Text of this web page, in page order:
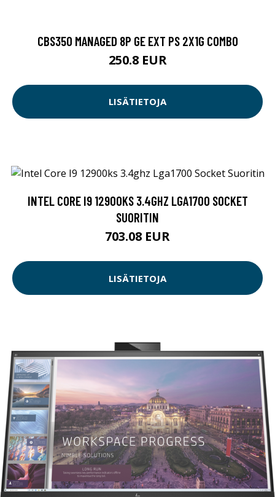
CBS350 MANAGED 8P GE EXT PS 2X1G COMBO
250.8 EUR
LISÄTIETOJA
INTEL CORE I9 12900KS 3.4GHZ LGA1700 SOCKET
SUORITIN
703.08 EUR
LISÄTIETOJA